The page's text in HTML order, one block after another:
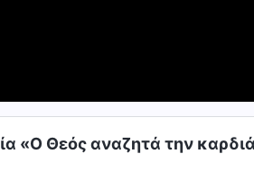
«Ο Θεός αναζητά την